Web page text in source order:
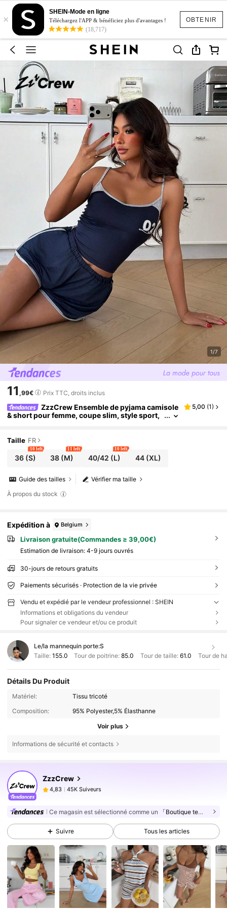
OBTENIR
×
SHEIN-Mode en ligne
Téléchargez l'APP & bénéficiez plus d'avantages !
(18,717)
1/7
11 ,99€ Prix TTC, droits inclus
ZzzCrew Ensemble de pyjama camisole
& short pour femme, coupe slim, style sport,
5,00 (1)
Taille FR
36(S)
10 left
38 (M)
11 left
40/42 (L)
10 left
44(XL)
Vérifier ma taille
Guide des tailles
À propos du stock
Expédition à Belgium
Livraison gratuite(Commandes ≥ 39,00€)
Estimation de livraison: 4-9 jours ouvrés
30-jours de retours gratuits
Paiements sécurisés · Protection de la vie privée
Vendu et expédié par le vendeur professionnel : SHEIN
Informations et obligations du vendeur
Pour signaler ce vendeur et/ou ce produit
Le/la mannequin porte:S
Taille: 155.0 Tour de poitrine:85.0 Tour de taille: 61.0 Tour de
Détails Du Produit
Matériel:
Tissu tricoté
Composition:
95% Polyester,5% Élasthanne
Voir plus
Informations de sécurité et contacts
ZzzCrew
4,83
45K Suiveurs
4,83 45K Suiveurs
4,83 45K Suiveurs
45K Suiveurs
4,83 45K Suiveurs
4,83 45K Suiveurs
Ce magasin est sélectionné comme un 「Boutique tendance」
Suivre Tous les articles